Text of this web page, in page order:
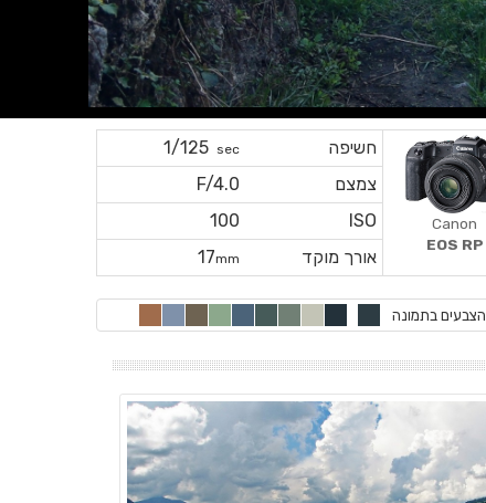
חשיפה sec
1/125
צמצם
F/4.0
ISO
100
אורך מוקד
17mm
Canon
EOS RP
הצבעים בתמונה